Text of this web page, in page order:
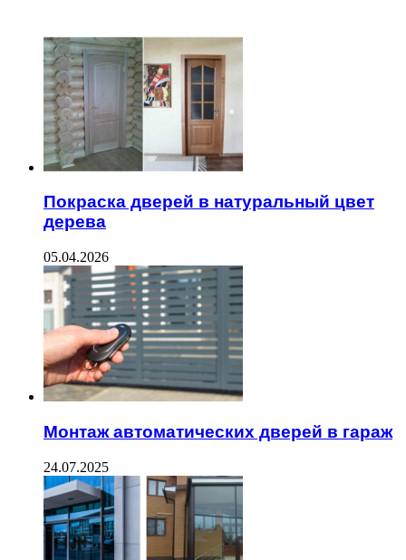
Покраска дверей в натуральный цвет
дерева
05.04.2026
Монтаж автоматических дверей в гараж
24.07.2025